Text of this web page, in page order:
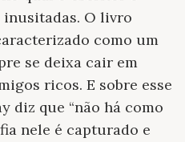
O livro
como um
se deixa cair em
ricos. E sobre esse
diz que “não há como
nele é capturado e